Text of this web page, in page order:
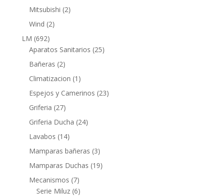
productos
Mitsubishi 22
Wind 22
LM 692692
productos
Aparatos Sanitarios 2525
Bañeras 22
productos
Climatizacion 1 1
producto
Espejos y Camerinos 2323
Griferia 2727
productos
Griferia Ducha 2424
Lavabos 1414
productos
Mamparas bañeras 33
productos
Mamparas Duchas 1919
Mecanismos 77
productos
Serie Miluz 66